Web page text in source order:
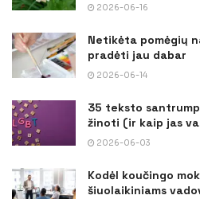
2026-06-16
Netikėta pomėgių
pradėti jau dabar
2026-06-14
35 teksto
žinoti (ir kaip jas
2026-06-03
Kodėl koučingo
šiuolaikiniams